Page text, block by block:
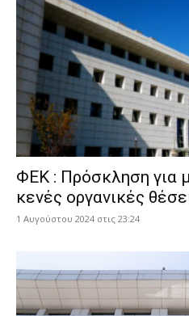
ΦΕΚ : Πρόσκληση για
κενές οργανικές
1 Αυγούστου 2024 στις 23:24